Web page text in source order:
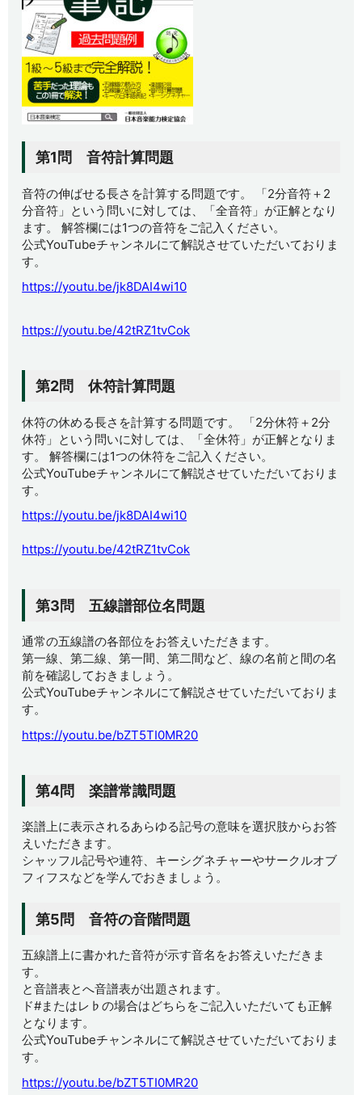
第1問 音符計算問題
音符の伸ばせる長さを計算する問題です。 「2分音符＋2
分音符」という問いに対しては、「全音符」が正解となり
ます。 解答欄には1つの音符をご記入ください。
公式YouTubeチャンネルにて解説させていただいておりま
す。
https://youtu.be/jk8DAI4wi10
https://youtu.be/42tRZ1tvCok
第2問 休符計算問題
休符の休める長さを計算する問題です。 「2分休符＋2分
休符」という問いに対しては、「全休符」が正解となりま
す。 解答欄には1つの休符をご記入ください。
公式YouTubeチャンネルにて解説させていただいておりま
す。
https://youtu.be/jk8DAI4wi10
https://youtu.be/42tRZ1tvCok
第3問 五線譜部位名問題
通常の五線譜の各部位をお答えいただきます。
第一線、第二線、第一間、第二間など、線の名前と間の名
前を確認しておきましょう。
公式YouTubeチャンネルにて解説させていただいておりま
す。
https://youtu.be/bZT5TI0MR20
第4問 楽譜常識問題
楽譜上に表示されるあらゆる記号の意味を選択肢からお答
えいただきます。
シャッフル記号や連符、キーシグネチャーやサークルオブ
フィフスなどを学んでおきましょう。
第5問 音符の音階問題
五線譜上に書かれた音符が示す音名をお答えいただきま
す。
と音譜表とへ音譜表が出題されます。
ド#またはレ♭の場合はどちらをご記入いただいても正解
となります。
公式YouTubeチャンネルにて解説させていただいておりま
す。
https://youtu.be/bZT5TI0MR20